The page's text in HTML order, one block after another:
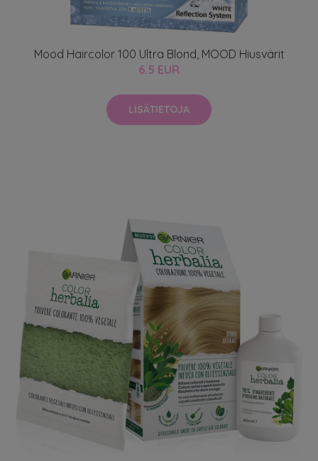
Mood Haircolor 100 Ultra Blond, MOOD Hiusvärit
6.5 EUR
LISÄTIETOJA